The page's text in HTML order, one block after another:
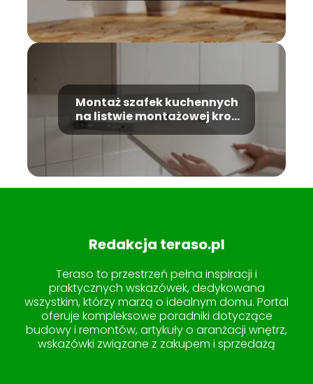
Montaż szafek kuchennych
na listwie montażowej krok
Redakcja teraso.pl
Teraso to przestrzeń pełna inspiracji i
praktycznych wskazówek, dedykowana
wszystkim, którzy marzą o idealnym domu. Portal
oferuje kompleksowe poradniki dotyczące
budowy i remontów, artykuły o aranżacji wnętrz,
wskazówki związane z zakupem i sprzedażą